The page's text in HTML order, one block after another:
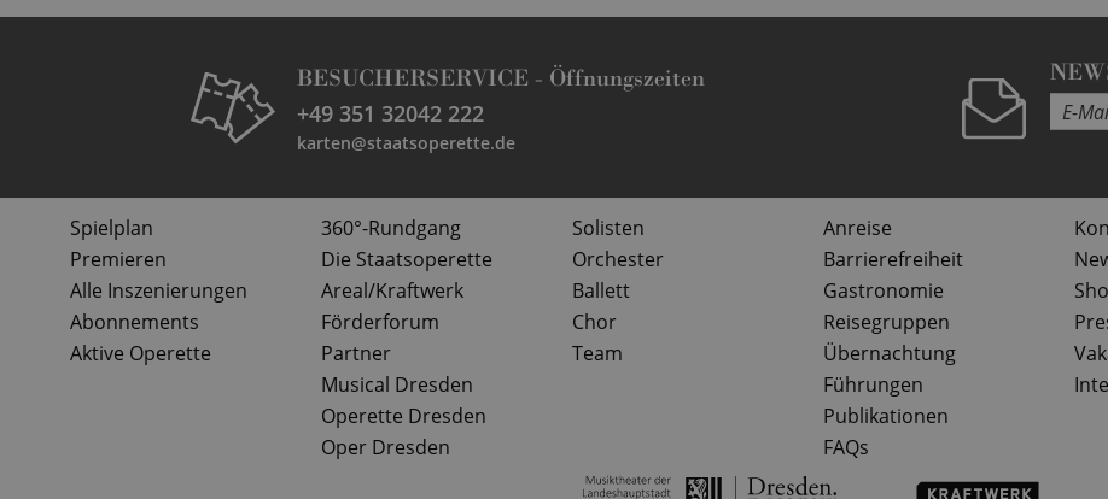
BESUCHERSERVICE - Öffnungszeiten
+49 351 32042 222
karten@staatsoperette.de
Spielplan
Premieren
Alle Inszenierungen
Abonnements
Aktive Operette
360°-Rundgang
Die Staatsoperette
Areal/Kraftwerk
Förderforum
Partner
Musical Dresden
Operette Dresden
Oper Dresden
Solisten
Orchester
Ballett
Chor
Team
Anreise
Barrierefreiheit
Gastronomie
Reisegruppen
Übernachtung
Führungen
Publikationen
FAQs